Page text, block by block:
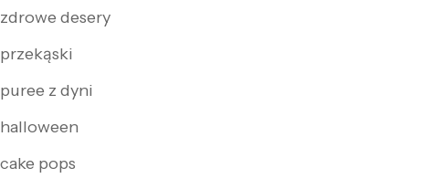
zdrowe desery
przekąski
puree z dyni
halloween
cake pops